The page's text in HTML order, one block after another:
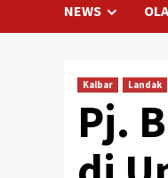
NEWS
Kalbar Landak
Pj.